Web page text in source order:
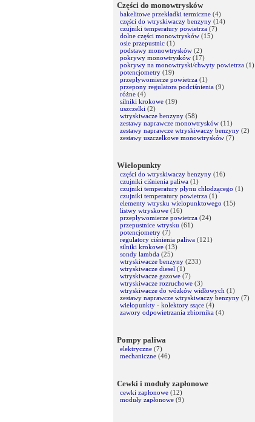
Części do monowtrysków
bakelitowe przekładki termiczne (4)
części do wtryskiwaczy benzyny (14)
czujniki temperatury powietrza (7)
dolne części monowtrysków (15)
osie przepustnic (1)
podstawy monowtrysków (2)
pokrywy monowtrysków (17)
pokrywy na monowtryski/chwyty powietrza (1)
potencjometry (19)
przepływomierze powietrza (1)
przepony regulatora podciśnienia (9)
różne (4)
silniki krokowe (19)
uszczelki (2)
wtryskiwacze benzyny (58)
zestawy naprawcze monowtrysków (11)
zestawy naprawcze wtryskiwaczy benzyny (2)
zestawy uszczelkowe monowtrysków (7)
Wielopunkty
części do wtryskiwaczy benzyny (16)
czujniki ciśnienia paliwa (1)
czujniki temperatury płynu chłodzącego (1)
czujniki temperatury powietrza (1)
elementy wtrysku wielopunktowego (15)
listwy wtryskowe (16)
przepływomierze powietrza (24)
przepustnice wtrysku (61)
potencjometry (7)
regulatory ciśnienia paliwa (121)
silniki krokowe (13)
sondy lambda (25)
wtryskiwacze benzyny (233)
wtryskiwacze diesel (1)
wtryskiwacze gazowe (7)
wtryskiwacze rozruchowe (3)
wtryskiwacze do wózków widłowych (1)
zestawy naprawcze wtryskiwaczy benzyny (7)
wielopunkty - kolektory ssące (4)
zawory odpowietrzania zbiornika (4)
Pompy paliwa
elektryczne (7)
mechaniczne (46)
Cewki i moduły zapłonowe
cewki zapłonowe (12)
moduły zapłonowe (9)